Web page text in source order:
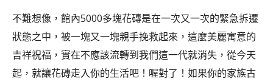
不難想像，館內5000多塊花磚是在一次又一次的緊急拆遷
狀態之中，被一塊又一塊親手挽救起來，這麼美麗寓意的
吉祥祝福，實在不應該流轉到我們這一代就消失，從今天
起，就讓花磚走入你的生活吧！喔對了！如果你的家族古